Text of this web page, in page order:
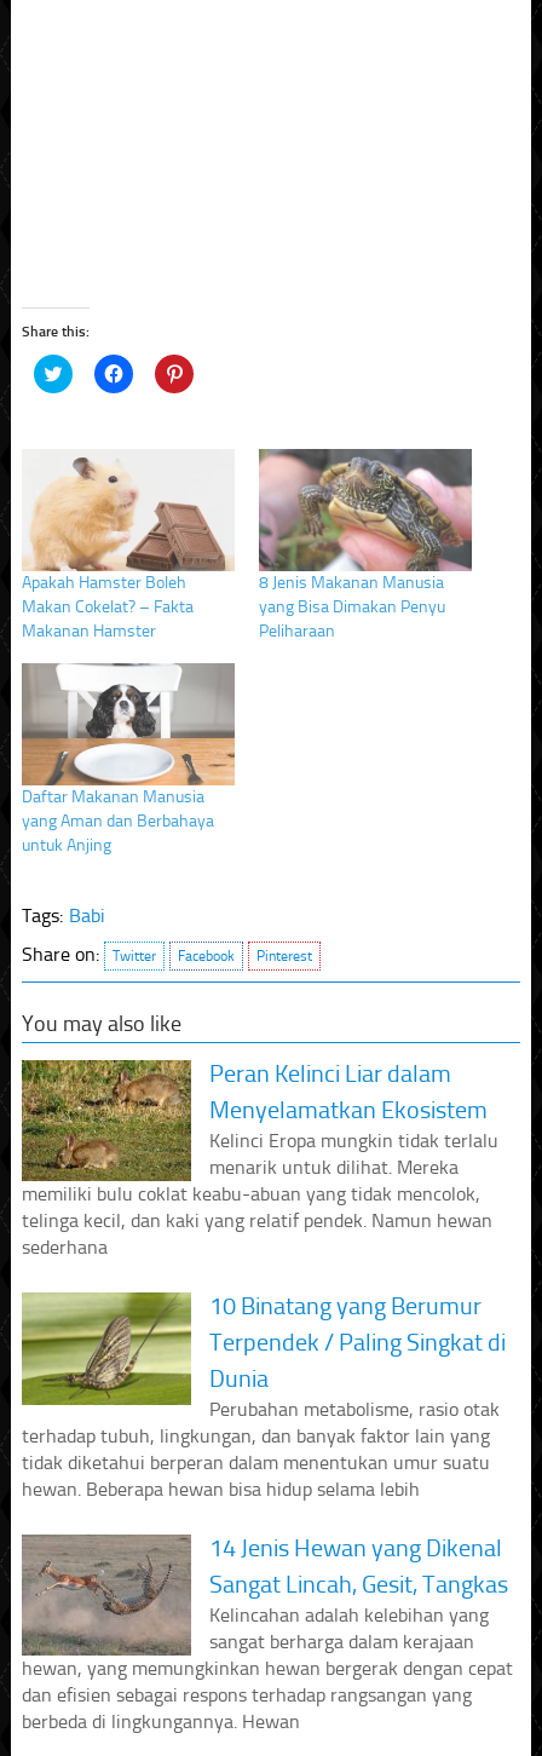
Share this:
Click
to
in
new
window)
Click
to
window)
Click
to
Apakah Hamster Boleh
Makan Cokelat? – Fakta
Makanan Hamster
8 Jenis Makanan Manusia
yang Bisa Dimakan Penyu
Peliharaan
Daftar Makanan Manusia
yang Aman dan Berbahaya
untuk Anjing
Tags: Babi
Share on:
Twitter Facebook Pinterest
You may also like
Peran Kelinci Liar dalam
Menyelamatkan Ekosistem
Kelinci Eropa mungkin tidak terlalu
menarik untuk dilihat. Mereka
memiliki bulu coklat keabu-abuan yang tidak mencolok,
telinga kecil, dan kaki yang relatif pendek. Namun hewan
sederhana
10 Binatang yang Berumur
Terpendek / Paling Singkat di
Dunia
Perubahan metabolisme, rasio otak
terhadap tubuh, lingkungan, dan banyak faktor lain yang
tidak diketahui berperan dalam menentukan umur suatu
hewan. Beberapa hewan bisa hidup selama lebih
14 Jenis Hewan yang Dikenal
Sangat Lincah, Gesit, Tangkas
Kelincahan adalah kelebihan yang
sangat berharga dalam kerajaan
hewan, yang memungkinkan hewan bergerak dengan cepat
dan efisien sebagai respons terhadap rangsangan yang
berbeda di lingkungannya. Hewan